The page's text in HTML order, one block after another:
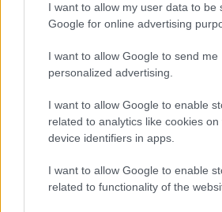
I want to allow my user data to be
Google for online advertising
I want to allow Google to send me
personalized advertising.
I want to allow Google to enable
related to analytics like cookies on
device identifiers in apps.
I want to allow Google to enable
related to functionality of the
Park-Ász Kft.